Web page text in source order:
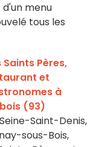
menu
tous les
Pères,
et
à
(93)
Saint-Denis,
sous-Bois,